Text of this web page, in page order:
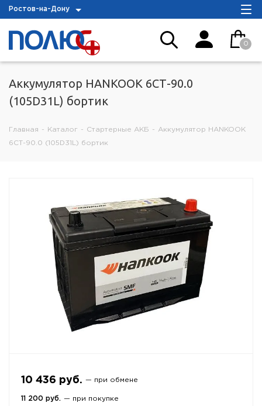
Ростов-на-Дону
0
Аккумулятор HANKOOK 6СТ-90.0
(105D31L) бортик
Главная - Каталог - Стартерные АКБ - Аккумулятор HANKOOK
6СТ-90.0 (105D31L) бортик
10 436 руб. — при обмене
11 200 руб. — при покупке